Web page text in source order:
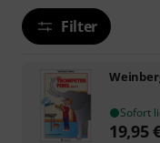
Filter
Sofort
19,95